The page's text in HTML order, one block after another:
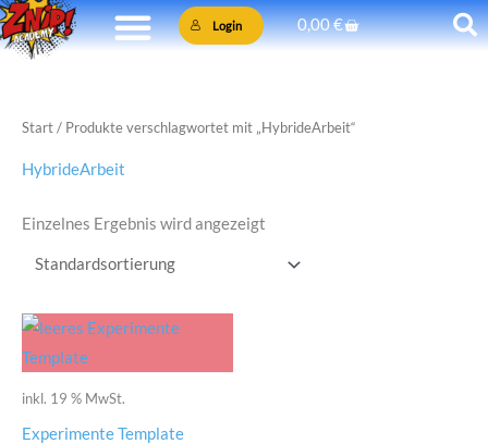
Zum
Inhalt
Login 0,00€Warenkorb
Start/ Produkte verschlagwortet mit „HybrideArbeit“
HybrideArbeit
Einzelnes Ergebnis wird angezeigt
inkl. 19 % MwSt.
Experimente Template